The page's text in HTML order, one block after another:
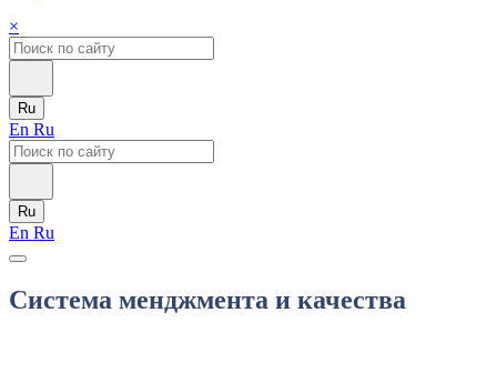
×
Ru
En Ru
Ru
En Ru
Система менджмента и качества